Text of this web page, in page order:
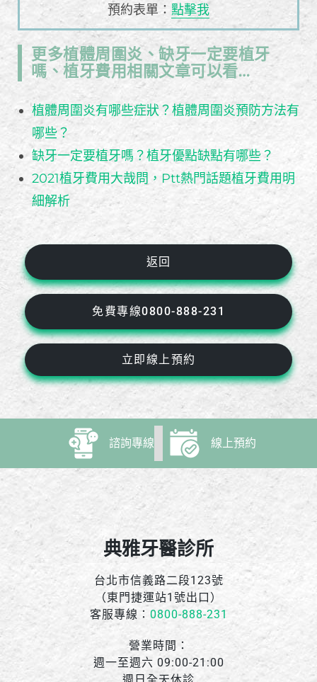
預約表單： 點擊我
更多植體周圍炎、缺牙一定要植牙
嗎、植牙費用相關文章可以看…
植體周圍炎有哪些症狀？植體周圍炎預防方法有
哪些？
缺牙一定要植牙嗎？植牙優點缺點有哪些？
2021植牙費用大哉問，Ptt熱門話題植牙費用明
細解析
返回
免費專線0800-888-231
立即線上預約
諮詢專線 線上預約
典雅牙醫診所
台北市信義路二段123號
（東門捷運站1號出口）
客服專線： 0800-888-231
營業時間：
週一至週六 09:00-21:00